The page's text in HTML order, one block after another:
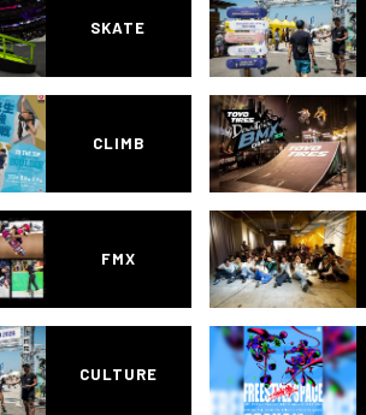
SKATE
CLIMB
FMX
CULTURE